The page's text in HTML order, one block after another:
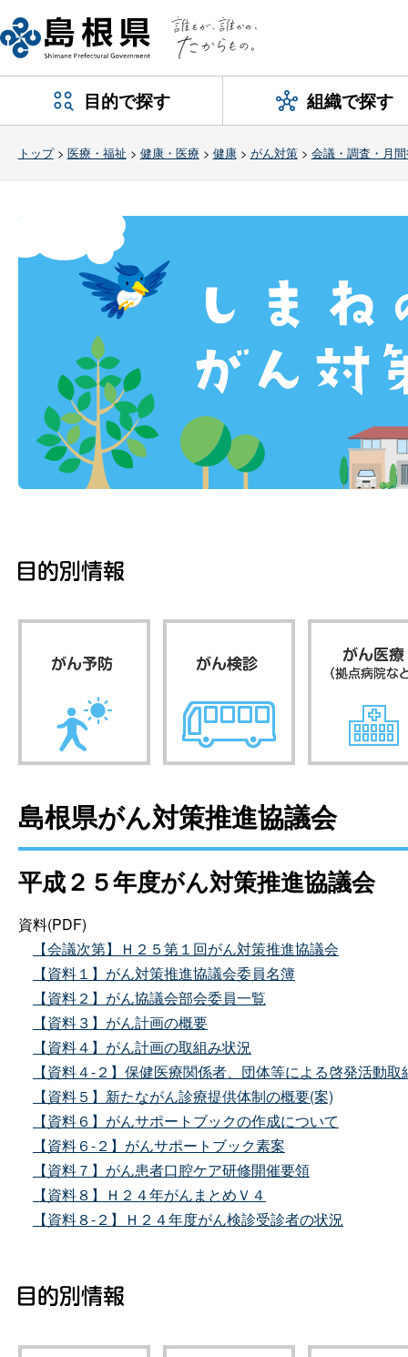
目的で探す 組織で探す
トップ> 医療・福祉 > 健康・医療 > 健康> がん対策> 会議・調査・月
島根県がん対策推進協議会
平成２５年度がん対策推進協議会
資料(PDF)
【会議次第】Ｈ２５第１回がん対策推進協議会
【資料１】がん対策推進協議会委員名簿
【資料２】がん協議会部会委員一覧
【資料３】がん計画の概要
【資料４】がん計画の取組み状況
【資料４-２】保健医療関係者、団体等による啓発活動取
【資料５】新たながん診療提供体制の概要(案)
【資料６】がんサポートブックの作成について
【資料６-２】がんサポートブック素案
【資料７】がん患者口腔ケア研修開催要領
【資料８】Ｈ２４年がんまとめＶ４
【資料８-２】Ｈ２４年度がん検診受診者の状況